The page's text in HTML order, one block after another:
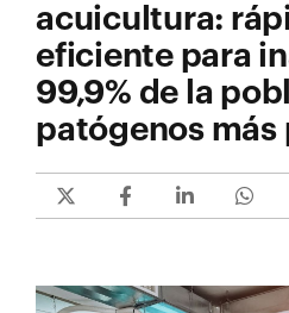
acuicultura:
eficiente para
99,9% de la
patógenos más